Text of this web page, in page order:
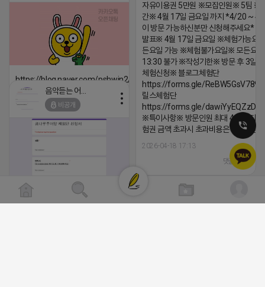
자유이용권 5만원 ※모집인원※ 5팀 ※
간※ 4월 17일 금요일 까지 *4/20 ~ 4/
이 방문 가능하신분만 신청해주세요* ※
발표※ 4월 17일 금요일 ※체험가능요
든요일 가능 ※체험불가요일※ 모든요
13:30 불가 ※작성기한※ 방문 후 3일
체험신청※ 블로그체험단
https://forms.gle/
릴스체험단
https://forms.gle/
※특이사항※ 방문인원 최대 4인 까지
험권 금액 초과시 초과비용은 본인부담
2026-04-18 17:13
댓글:20개
https://blog.naver.com/pshwin2/224023970047
2026-04-18 17:12
비공개
[남양주/화도읍] 마석역 바로앞 넓은 매장과, 프
라이빗한룸 물닭갈비, 삼계탕, 추어탕 맛집 10